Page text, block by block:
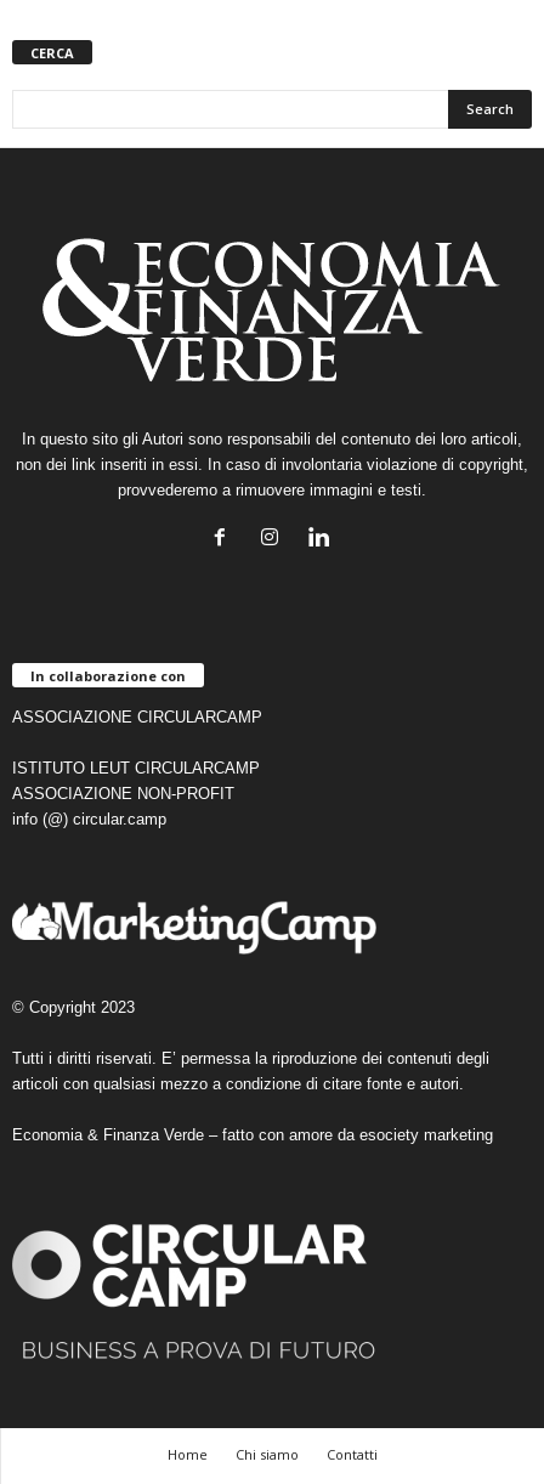
CERCA
In questo sito gli Autori sono responsabili del contenuto dei loro articoli,
non dei link inseriti in essi. In caso di involontaria violazione di copyright,
provvederemo a rimuovere immagini e testi.
In collaborazione con
ASSOCIAZIONE CIRCULARCAMP
ISTITUTO LEUT CIRCULARCAMP
ASSOCIAZIONE NON-PROFIT
info (@) circular.camp
© Copyright 2023
Tutti i diritti riservati. E’ permessa la riproduzione dei contenuti degli
articoli con qualsiasi mezzo a condizione di citare fonte e autori.
Economia & Finanza Verde – fatto con amore da esociety marketing
Home Chi siamo
Contatti